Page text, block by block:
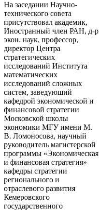
На заседании Научно-
технического совета
присутствовал академик,
Иностранный член РАН, д-р
экон. наук, профессор,
директор Центра
стратегических
исследований Института
математических
исследований сложных
систем, заведующий
кафедрой экономической и
финансовой стратегии
Московской школы
экономики МГУ имени М.
В. Ломоносова, научный
руководитель магистерской
программы «Экономическая
и финансовая стратегия»
кафедры стратегии
регионального и
отраслевого развития
Кемеровского
государственного